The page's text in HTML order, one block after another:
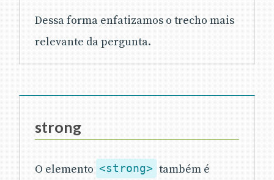
Dessa forma enfatizamos o trecho mais
relevante da pergunta.
strong
O elemento <strong> também é